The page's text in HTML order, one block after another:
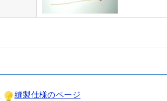
縫製仕様のページ